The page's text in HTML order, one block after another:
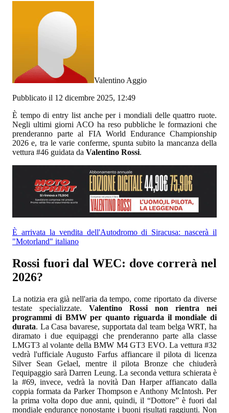
Valentino Aggio
Pubblicato il 12 dicembre 2025, 12:49
È tempo di entry list anche per i mondiali delle quattro ruote.
Negli ultimi giorni ACO ha reso pubbliche le formazioni che
prenderanno parte al FIA World Endurance Championship
2026 e, tra le varie conferme, spunta subito la mancanza della
vettura #46 guidata da Valentino Rossi.
È arrivata la vendita dell'Autodromo di Siracusa: nascerà il
"Motorland" italiano
Rossi fuori dal WEC: dove correrà nel
2026?
La notizia era già nell'aria da tempo, come riportato da diverse
testate specializzate. Valentino Rossi non rientra nei
programmi di BMW per quanto riguarda il mondiale di
durata. La Casa bavarese, supportata dal team belga WRT, ha
diramato i due equipaggi che prenderanno parte alla classe
LMGT3 al volante della BMW M4 GT3 EVO. La vettura #32
vedrà l'ufficiale Augusto Farfus affiancare il pilota di licenza
Silver Sean Gelael, mentre il pilota Bronze che chiuderà
l'equipaggio sarà Darren Leung. La seconda vettura schierata è
la #69, invece, vedrà la novità Dan Harper affiancato dalla
coppia formata da Parker Thompson e Anthony McIntosh. Per
la prima volta dopo due anni, quindi, il “Dottore” è fuori dal
mondiale endurance nonostante i buoni risultati raggiunti. Non